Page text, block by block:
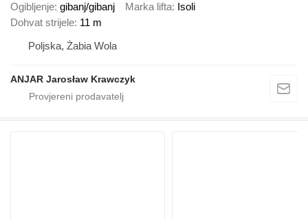
Ogibljenje gibanj/gibanj Marka lifta Isoli
Dohvat strijele 11 m
Poljska, Żabia Wola
ANJAR Jarosław Krawczyk